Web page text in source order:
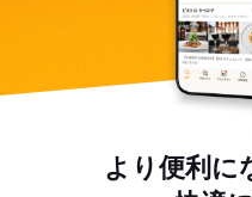
より便利に